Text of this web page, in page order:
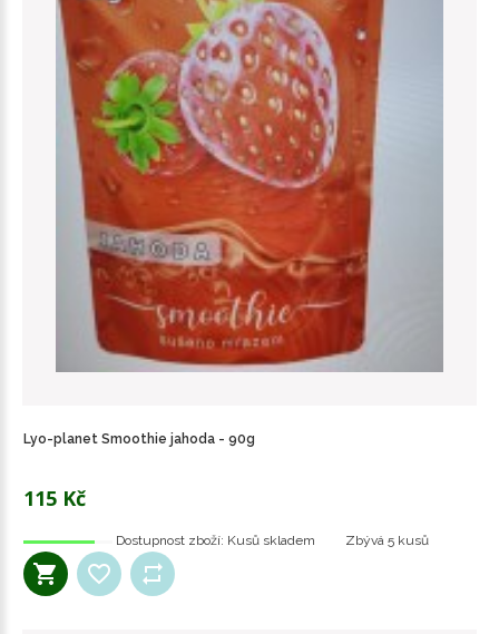
Lyo-planet Smoothie jahoda - 90g
115 Kč
Dostupnost zboží: Kusů skladem Zbývá 5 kusů